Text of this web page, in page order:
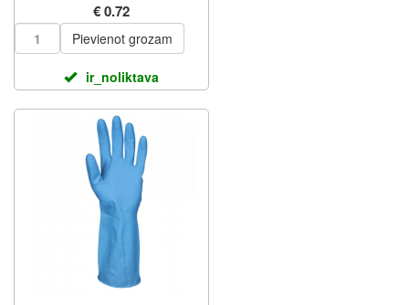
€ 0.72
Pievienot grozam
ir_noliktava